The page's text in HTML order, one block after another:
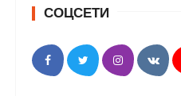
СОЦСЕТИ